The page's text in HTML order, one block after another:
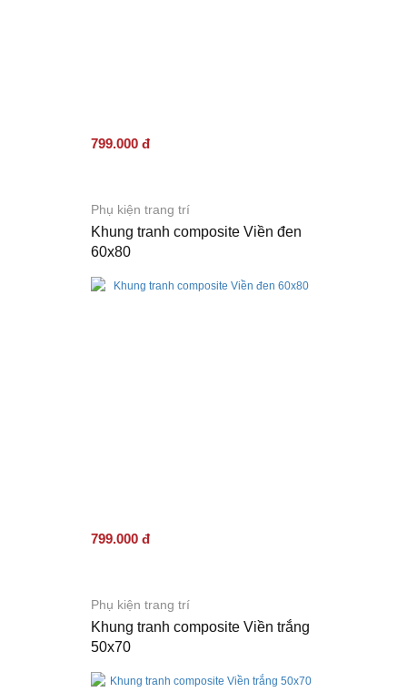
799.000 đ
Phụ kiện trang trí
Khung tranh composite Viền đen
60x80
799.000 đ
Phụ kiện trang trí
Khung tranh composite Viền trắng
50x70